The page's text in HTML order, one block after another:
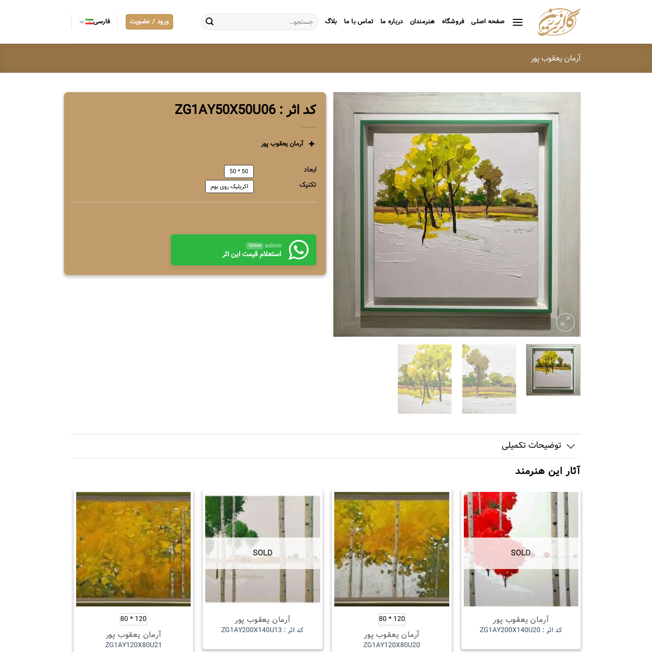
صفحه اصلی فروشگاه هنرمندان درباره ما تماس با ما بلاگ
جستجو
برای:
ورود / عضویت فارسی
آرمان یعقوب پور
کد اثر : ZG1AY50X50U06
آرمان یعقوب پور
ابعاد 50 * 50
تکنیک اکریلیک روی بوم
admin
Online
استعلام قیمت این اثر
توضیحات تکمیلی
آثار این هنرمند
SOLD
آرمان یعقوب پور
کد اثر : ZG1AY200X140U20
120 * 80
آرمان یعقوب پور
ZG1AY120X80U20
SOLD
آرمان یعقوب پور
کد اثر : ZG1AY200X140U13
120 * 80
آرمان یعقوب پور
ZG1AY120X80U21